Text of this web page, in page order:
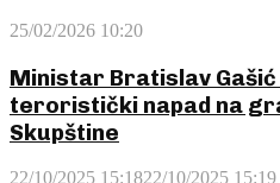
25/02/2026 10:20
Ministar Bratislav
teroristički napad na
Skupštine
22/10/2025 15:1822/10/2025 15:19